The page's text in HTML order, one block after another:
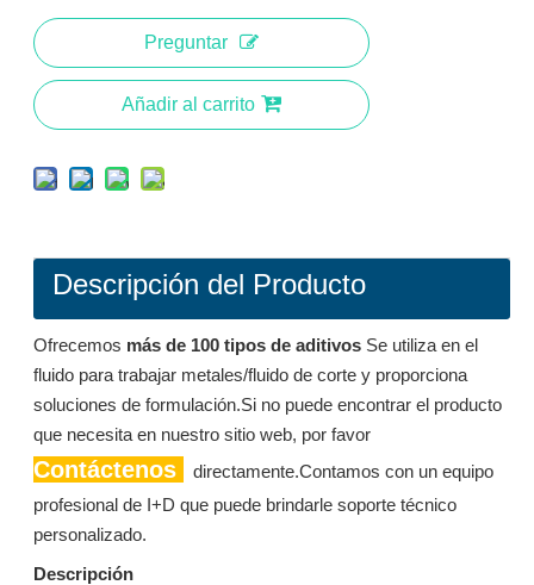
1404: Lubricante superior de trioleato de trimetilolpropano con alta viscosidad y resistencia al fuego
Preguntar Preguntar
Preguntar
Añadir al carrito
Descripción del Producto
Ofrecemos más de 100 tipos de aditivos Se utiliza en el
fluido para trabajar metales/fluido de corte y proporciona
soluciones de formulación.Si no puede encontrar el producto
que necesita en nuestro sitio web, por favor
Contáctenos
directamente.Contamos con un equipo
profesional de I+D que puede brindarle soporte técnico
personalizado.
Descripción